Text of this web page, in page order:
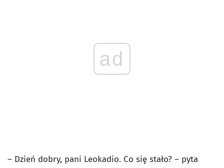
ad
– Dzień dobry, pani Leokadio. Co się stało? – pyta